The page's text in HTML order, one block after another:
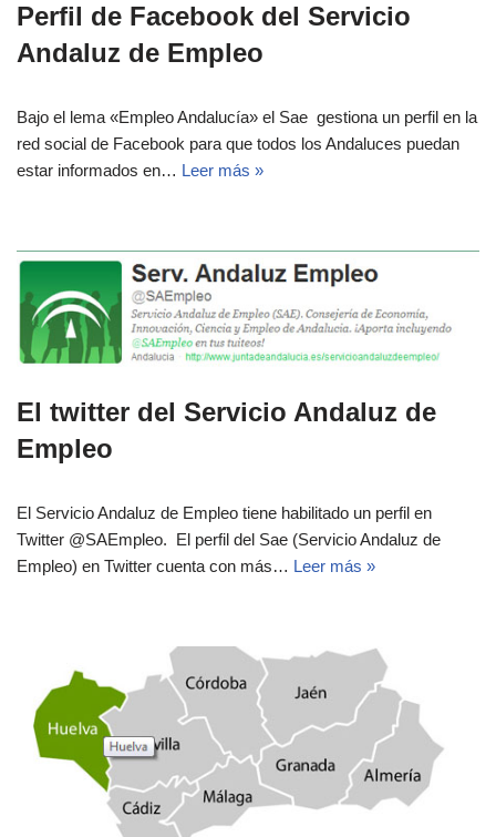
Perfil de Facebook del Servicio
Andaluz de Empleo
Bajo el lema «Empleo Andalucía» el Sae gestiona un perfil en la
red social de Facebook para que todos los Andaluces puedan
estar informados en… Leer más »
El twitter del Servicio Andaluz de
Empleo
El Servicio Andaluz de Empleo tiene habilitado un perfil en
Twitter @SAEmpleo. El perfil del Sae (Servicio Andaluz de
Empleo) en Twitter cuenta con más… Leer más »